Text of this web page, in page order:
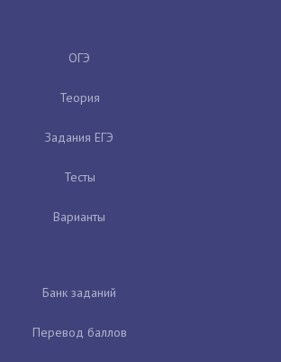
ОГЭ
Теория
Задания ЕГЭ
Тесты
Варианты
Банк заданий
Перевод баллов